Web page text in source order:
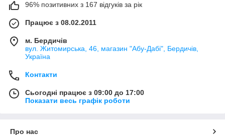
96% позитивних з 167 відгуків за рік
Працює з 08.02.2011
м. Бердичів
вул. Житомирська, 46, магазин "Абу-Дабі", Бердичів,
Україна
Контакти
Сьогодні працює з 09:00 до 17:00
Показати весь графік роботи
Про нас